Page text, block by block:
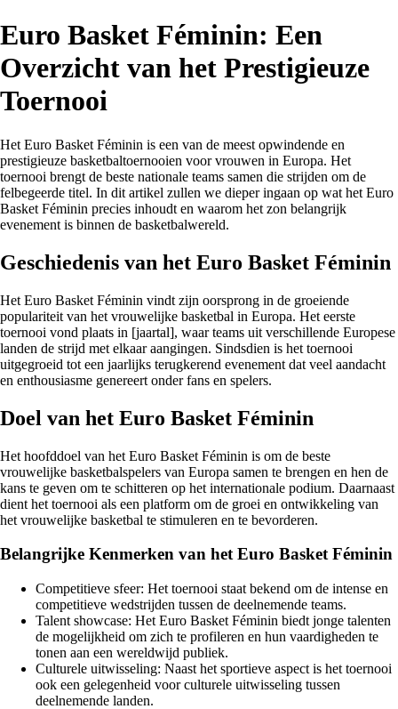
Euro Basket Féminin: Een
Overzicht van het Prestigieuze
Toernooi
Het Euro Basket Féminin is een van de meest opwindende en
prestigieuze basketbaltoernooien voor vrouwen in Europa. Het
toernooi brengt de beste nationale teams samen die strijden om de
felbegeerde titel. In dit artikel zullen we dieper ingaan op wat het Euro
Basket Féminin precies inhoudt en waarom het zon belangrijk
evenement is binnen de basketbalwereld.
Geschiedenis van het Euro Basket Féminin
Het Euro Basket Féminin vindt zijn oorsprong in de groeiende
populariteit van het vrouwelijke basketbal in Europa. Het eerste
toernooi vond plaats in [jaartal], waar teams uit verschillende Europese
landen de strijd met elkaar aangingen. Sindsdien is het toernooi
uitgegroeid tot een jaarlijks terugkerend evenement dat veel aandacht
en enthousiasme genereert onder fans en spelers.
Doel van het Euro Basket Féminin
Het hoofddoel van het Euro Basket Féminin is om de beste
vrouwelijke basketbalspelers van Europa samen te brengen en hen de
kans te geven om te schitteren op het internationale podium. Daarnaast
dient het toernooi als een platform om de groei en ontwikkeling van
het vrouwelijke basketbal te stimuleren en te bevorderen.
Belangrijke Kenmerken van het Euro Basket Féminin
Competitieve sfeer: Het toernooi staat bekend om de intense en
competitieve wedstrijden tussen de deelnemende teams.
Talent showcase: Het Euro Basket Féminin biedt jonge talenten
de mogelijkheid om zich te profileren en hun vaardigheden te
tonen aan een wereldwijd publiek.
Culturele uitwisseling: Naast het sportieve aspect is het toernooi
ook een gelegenheid voor culturele uitwisseling tussen
deelnemende landen.